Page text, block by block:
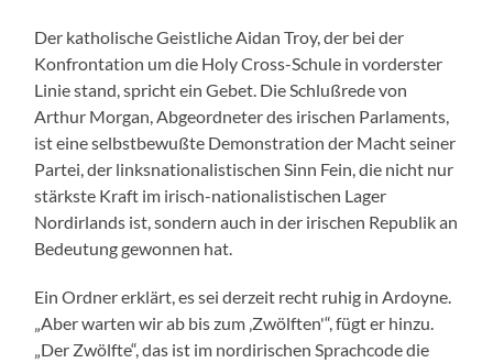
Der katholische Geistliche Aidan Troy, der bei der
Konfrontation um die Holy Cross-Schule in vorderster
Linie stand, spricht ein Gebet. Die Schlußrede von
Arthur Morgan, Abgeordneter des irischen Parlaments,
ist eine selbstbewußte Demonstration der Macht seiner
Partei, der linksnationalistischen Sinn Fein, die nicht nur
stärkste Kraft im irisch-nationalistischen Lager
Nordirlands ist, sondern auch in der irischen Republik an
Bedeutung gewonnen hat.
Ein Ordner erklärt, es sei derzeit recht ruhig in Ardoyne.
„Aber warten wir ab bis zum ‚Zwölften'“, fügt er hinzu.
„Der Zwölfte“, das ist im nordirischen Sprachcode die